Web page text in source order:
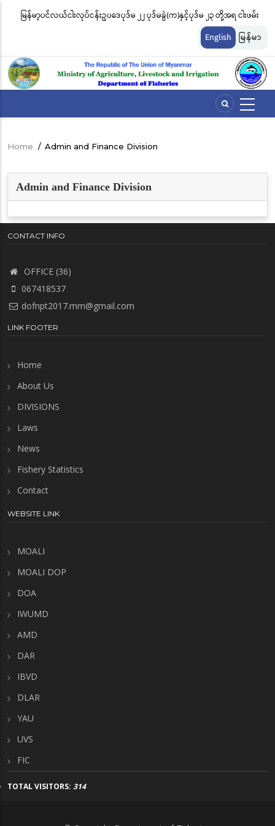
မြန်မာ့ပင်လယ်ငါးလုပ်ငန်းဥပဒေပုဒ်မ ၂၂ ပုဒ်မခွဲ(က)နှင့်ပုဒ်မ ၂၃ တို့အရ ငါးဖမ်း
ကိရိယာအမျိုးအစားအလိုက် လိုင်စင်ခနှုန်းထားများကို အောက်ပါအတိုင်း
English မြန်မာ
Breadcrumb
Home / Admin and Finance Division
Admin and Finance Division
CONTACT INFO
OFFICE (36)
067418537
dofnpt2017.mm@gmail.com
LINK FOOTER
Home
About Us
DIVISIONS
Laws
News
Fishery Statistics
Contact
WEBSITE LINK
MOALI
MOALI DOP
DOA
IWUMD
AMD
DAR
IBVD
DLAR
YAU
UVS
FIC
TOTAL VISITORS: 314